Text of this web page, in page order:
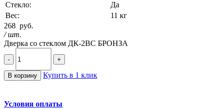
Стекло:
Да
Вес:
11 кг
268 руб.
/ шт.
Дверка со стеклом ДК-2ВС БРОНЗА
- +
В корзину Купить в 1 клик
Условия оплаты